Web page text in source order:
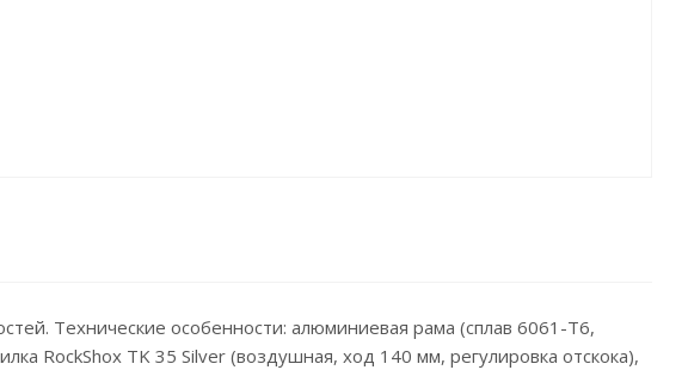
Технические особенности: алюминиевая рама (сплав 6061-T6,
RockShox TK 35 Silver (воздушная, ход 140 мм, регулировка отскока),